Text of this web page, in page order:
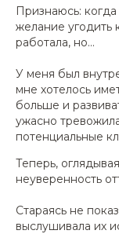
Признаюсь:
желание угодить
работала, но...
У меня был
мне хотелось
больше и
ужасно
потенциальные
Теперь,
неуверенность
Стараясь не
выслушивала их